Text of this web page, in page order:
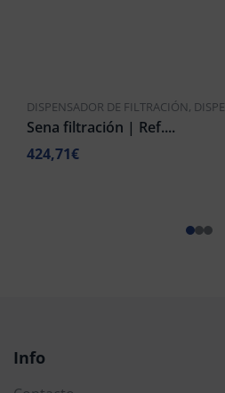
DISPENSADOR DE ÓSMOSIS,
Aitana ósmosis (con bomba)...
532,40€
Info